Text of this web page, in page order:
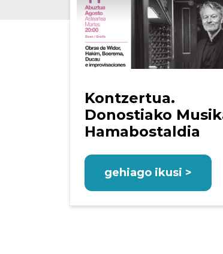
Kontzertua.
Donostiako
Hamabostaldia
gehiago ikusi >